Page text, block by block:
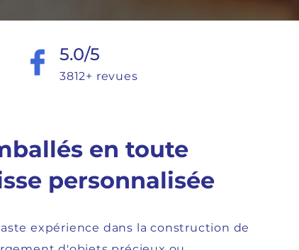
5.0/5
3812+ revues
en toute
personnalisée
expérience dans la construction de